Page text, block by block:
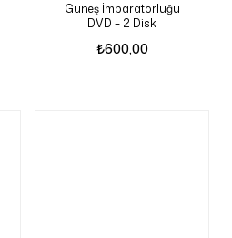
Güneş İmparatorluğu
DVD – 2 Disk
₺600,00